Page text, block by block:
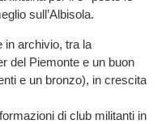
sull’Albisola.
in archivio, tra la
del Piemonte e un buon
e un bronzo), in crescita
di club militanti in